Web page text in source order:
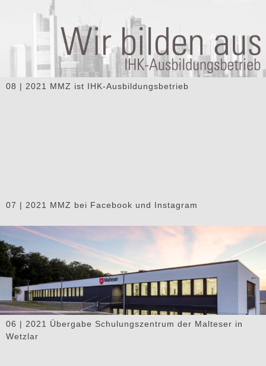
08 | 2021 MMZ ist IHK-Ausbildungsbetrieb
07 | 2021 MMZ bei Facebook und Instagram
06 | 2021 Übergabe Schulungszentrum der Malteser in
Wetzlar